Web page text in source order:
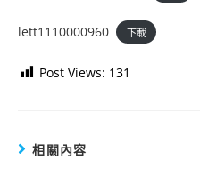
lett1110000960 下載
Post Views: 131
相關內容